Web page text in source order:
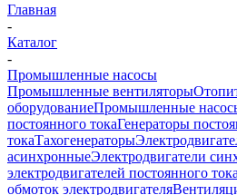
Главная
-
Каталог
-
Промышленные насосы
Промышленные вентиляторы
оборудованиеПромышленные
постоянного токаГенераторы
токаТахогенераторы
асинхронныеЭлектродвигатели
электродвигателей постоянного тока
обмоток электродвигателя